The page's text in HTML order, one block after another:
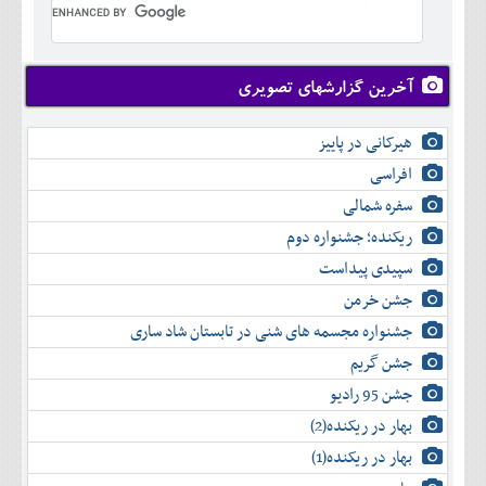
دی
بهمن
اسفند
آبان
آذر
دی
بهمن
اسفند
شهريور
مهر
آبان
آذر
دی
بهمن
اسفند
تير
مرداد
شهريور
مهر
آبان
آذر
دی
بهمن
اسفند
آخرین گزارشهای تصویری
هیرکانی در پاییز
افراسی
سفره شمالی
ریکنده؛ جشنواره دوم
سپیدی پیداست
جشن خرمن
جشنواره مجسمه های شنی در تابستان شاد ساری
جشن گریم
جشن 95 رادیو
بهار در ریکنده(2)
بهار در ریکنده(1)